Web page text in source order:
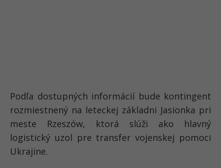
Podľa dostupných informácií bude kontingent
rozmiestnený na leteckej základni Jasionka pri
meste Rzeszów, ktorá slúži ako hlavný
logistický uzol pre transfer vojenskej pomoci
Ukrajine.